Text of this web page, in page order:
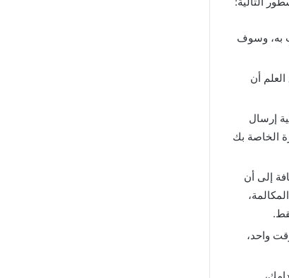
به، وسوف
أن
إرسال
الخاصة بك
إلى أن
واحد،